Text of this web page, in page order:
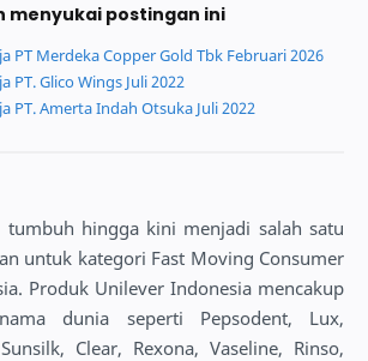
menyukai postingan ini
PT Merdeka Copper Gold Tbk Februari 2026
PT. Glico Wings Juli 2022
PT. Amerta Indah Otsuka Juli 2022
tumbuh hingga kini menjadi salah satu
untuk kategori Fast Moving Consumer
Produk Unilever Indonesia mencakup
dunia seperti Pepsodent, Lux,
Clear, Rexona, Vaseline, Rinso,